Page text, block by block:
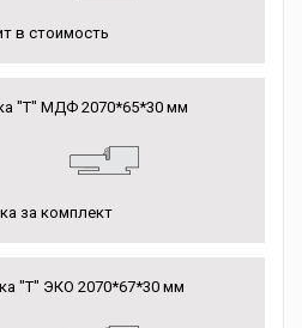
в стоимость
"Т" МДФ 2070*65*30 мм
за комплект
"Т" ЭКО 2070*67*30 мм